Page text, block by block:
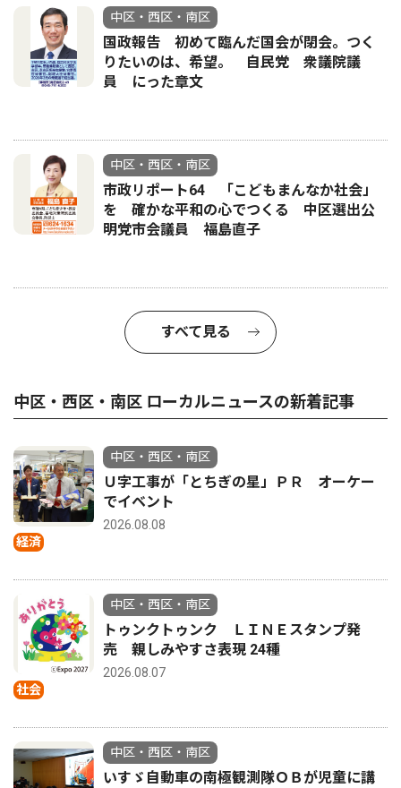
中区・西区・南区
国政報告 初めて臨んだ国会が閉会。つく
りたいのは、希望。 自民党 衆議院議
員 にった章文
中区・西区・南区
市政リポート64 「こどもまんなか社会」
を 確かな平和の心でつくる 中区選出公
明党市会議員 福島直子
すべて見る
中区・西区・南区 ローカルニュースの新着記事
経済
中区・西区・南区
Ｕ字工事が「とちぎの星」ＰＲ オーケー
でイベント
2026.08.08
社会
中区・西区・南区
トゥンクトゥンク ＬＩＮＥスタンプ発
売 親しみやすさ表現 24種
2026.08.07
中区・西区・南区
いすゞ自動車の南極観測隊ＯＢが児童に講